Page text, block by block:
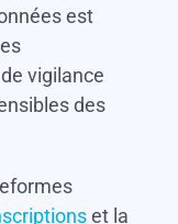
est
vigilance
des
et la